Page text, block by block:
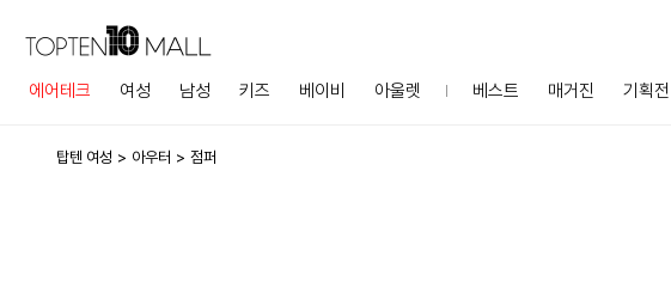
에어테크 여성 남성 키즈 베이비 아울렛 베스트 매거진 기획전
탑텐 여성 아우터 점퍼